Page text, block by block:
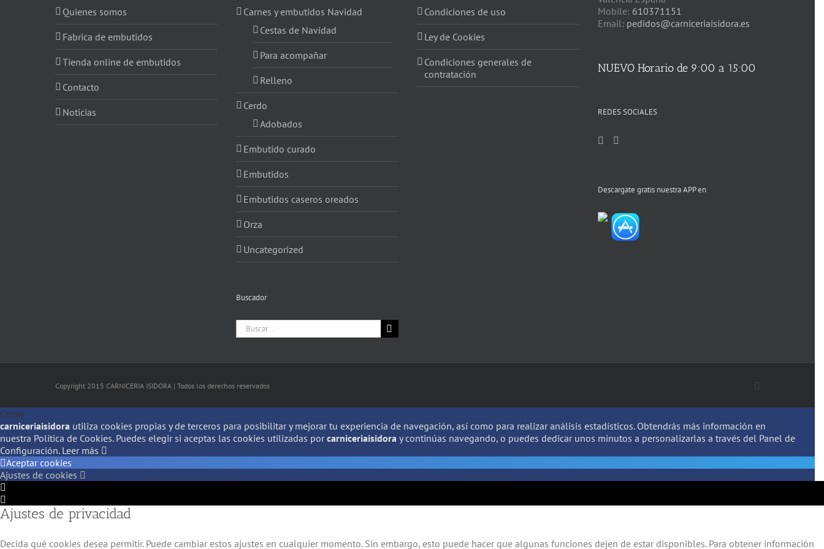
Quienes somos
Fabrica de embutidos
Tienda online de embutidos
Contacto
Noticias
Carnes y embutidos Navidad
Cestas de Navidad
Para acompañar
Relleno
Cerdo
Adobados
Embutido curado
Embutidos
Embutidos caseros oreados
Orza
Uncategorized
Buscador
Buscar:
Condiciones de uso
Ley de Cookies
Condiciones generales de
contratación
Mobile: 610371151
Email: pedidos@carniceriaisidora.es
NUEVO Horario de 9:00 a 15:00
REDES SOCIALES
Descargate gratis nuestra APP en
Copyright 2015 CARNICERIA ISIDORA | Todos los derechos reservados
Cerrar
carniceriaisidora utiliza cookies propias y de terceros para posibilitar y mejorar tu experiencia de navegación, así como para realizar análisis estadísticos. Obtendrás más información en
nuestra Política de Cookies. Puedes elegir si aceptas las cookies utilizadas porcarniceriaisidora y continúas navegando, o puedes dedicar unos minutos a personalizarlas a través del Panel de
Configuración. Leer más
Aceptar cookies
Ajustes de cookies
Cookie
Box
de
Cookie
Ajustes de privacidad
Decida qué cookies desea permitir. Puede cambiar estos ajustes en cualquier momento. Sin embargo, esto puede hacer que algunas funciones dejen de estar disponibles. Para obtener información